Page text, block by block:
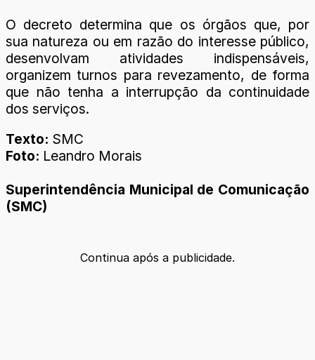
O decreto determina que os órgãos que, por
sua natureza ou em razão do interesse público,
desenvolvam atividades indispensáveis,
organizem turnos para revezamento, de forma
que não tenha a interrupção da continuidade
dos serviços.
Texto: SMC
Foto: Leandro Morais
Superintendência Municipal de Comunicação
(SMC)
Continua após a publicidade.